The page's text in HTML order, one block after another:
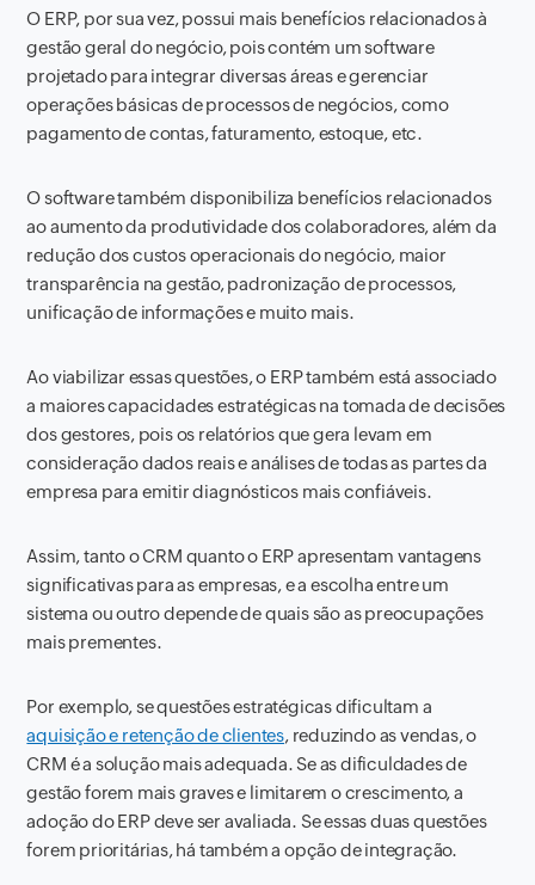
O ERP, por sua vez, possui mais benefícios relacionados à
gestão geral do negócio, pois contém um software
projetado para integrar diversas áreas e gerenciar
operações básicas de processos de negócios, como
pagamento de contas, faturamento, estoque, etc.
O software também disponibiliza benefícios relacionados
ao aumento da produtividade dos colaboradores, além da
redução dos custos operacionais do negócio, maior
transparência na gestão, padronização de processos,
unificação de informações e muito mais.
Ao viabilizar essas questões, o ERP também está associado
a maiores capacidades estratégicas na tomada de decisões
dos gestores, pois os relatórios que gera levam em
consideração dados reais e análises de todas as partes da
empresa para emitir diagnósticos mais confiáveis.
Assim, tanto o CRM quanto o ERP apresentam vantagens
significativas para as empresas, e a escolha entre um
sistema ou outro depende de quais são as preocupações
mais prementes.
Por exemplo, se questões estratégicas dificultam a
aquisição e retenção de clientes, reduzindo as vendas, o
CRM é a solução mais adequada. Se as dificuldades de
gestão forem mais graves e limitarem o crescimento, a
adoção do ERP deve ser avaliada. Se essas duas questões
forem prioritárias, há também a opção de integração.